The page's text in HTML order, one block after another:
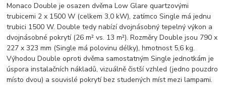
Monaco Double je osazen dvěma Low Glare quartzovými
trubicemi 2 x 1500 W (celkem 3,0 kW), zatímco Single má jednu
trubici 1500 W. Double tedy nabízí dvojnásobný tepelný výkon a
dvojnásobné pokrytí (26 m² vs. 13 m²). Rozměry Double jsou 790 x
227 x 323 mm (Single má polovinu délky), hmotnost 5,6 kg.
Výhodou Double oproti dvěma samostatným Single jednotkám je
úspora instalačních nákladů, vizuálně čistší vzhled (jedno pouzdro
místo dvou) a souvislé pokrytí bez studených míst mezi lampami.